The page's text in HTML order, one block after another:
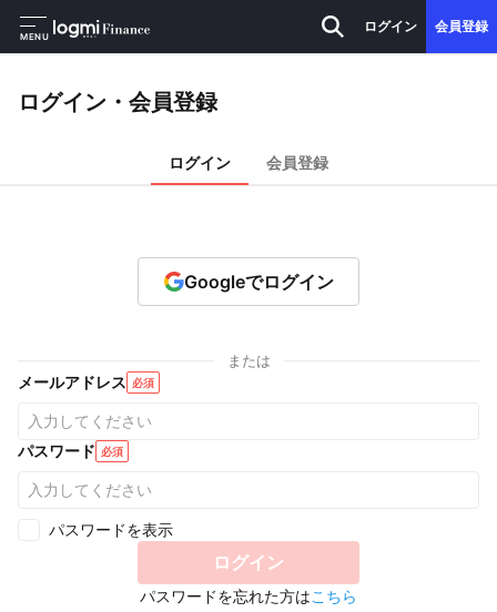
MENU
ログイン 会員登録
ログイン・会員登録
ログイン 会員登録
Googleでログイン
または
メールアドレス 必須
パスワード 必須
パスワードを表示
ログイン
パスワードを忘れた方はこちら